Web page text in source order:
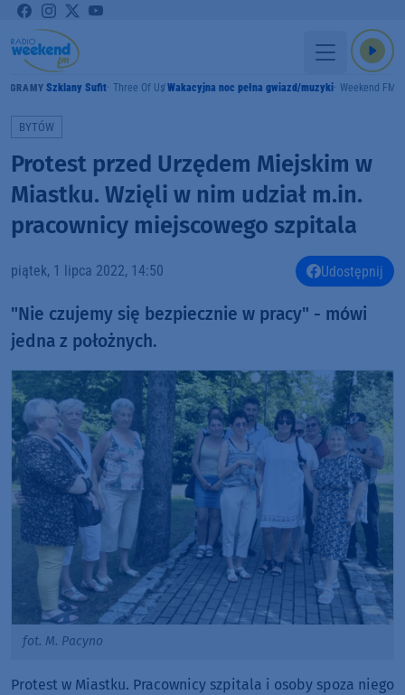
GRAMY Szklany Sufit Three Of UsWakacyjna noc pełna gwiazd/muzyki Weekend FM
BYTÓW
Protest przed Urzędem Miejskim w
Miastku. Wzięli w nim udział m.in.
pracownicy miejscowego szpitala
piątek, 1 lipca 2022, 14:50 Udostępnij
"Nie czujemy się bezpiecznie w pracy" - mówi
jedna z położnych.
fot. M. Pacyno
Protest w Miastku. Pracownicy szpitala i osoby spoza niego